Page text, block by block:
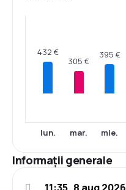
432 €
lun.
305 €
mar.
395 €
mie.
Informații generale